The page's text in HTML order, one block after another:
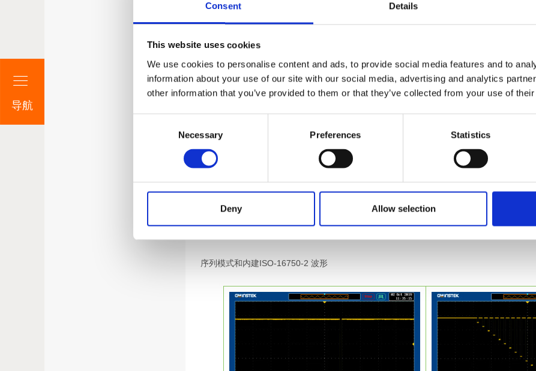
Consent Details
This website uses cookies
We use cookies to personalise content and ads, to provide social media features and to
information about your use of our site with our social media, advertising and analytics
other information that you’ve provided to them or that they’ve collected from your use of
Necessary Preferences Statistics
Deny Allow selection
导航
序列模式和内建ISO-16750-2 波形